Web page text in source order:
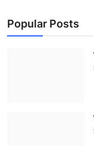
Popular Posts